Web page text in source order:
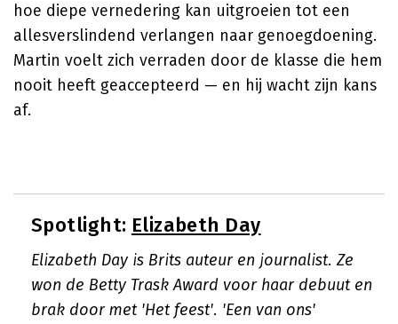
hoe diepe vernedering kan uitgroeien tot een
allesverslindend verlangen naar genoegdoening.
Martin voelt zich verraden door de klasse die hem
nooit heeft geaccepteerd — en hij wacht zijn kans
af.
Spotlight: Elizabeth Day
Elizabeth Day is Brits auteur en journalist. Ze
won de Betty Trask Award voor haar debuut en
brak door met 'Het feest'. 'Een van ons'